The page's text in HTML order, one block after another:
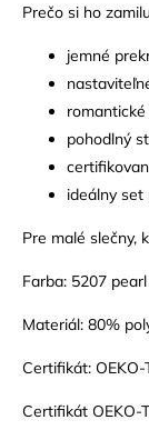
Prečo si ho
jemné
pohodlný
ideálny set
Pre malé slečny,
Farba: 5207
Materiál: 80%
Certifikát:
Certifikát OEKO-